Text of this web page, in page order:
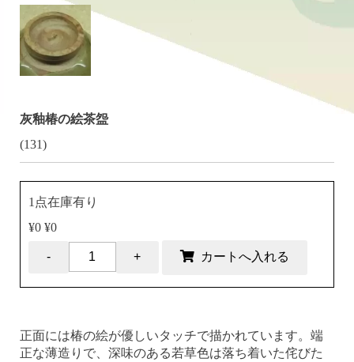
灰釉椿の絵茶盌
(131)
1点在庫有り
¥0 ¥0
正面には椿の絵が優しいタッチで描かれています。端
正な薄造りで、深味のある若草色は落ち着いた侘びた